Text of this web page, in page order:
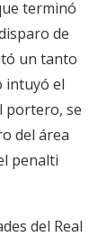
terminó
de
un tanto
intuyó el
portero, se
del área
penalti
del Real